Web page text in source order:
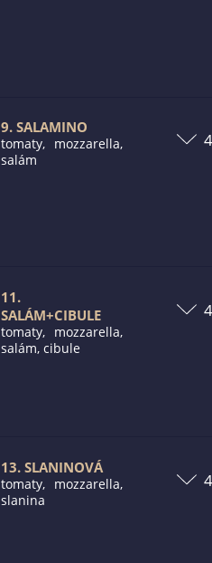
9. SALAMINO
tomaty, mozzarella,
salám
11.
SALÁM+CIBULE
tomaty, mozzarella,
salám, cibule
13. SLANINOVÁ
tomaty, mozzarella,
slanina